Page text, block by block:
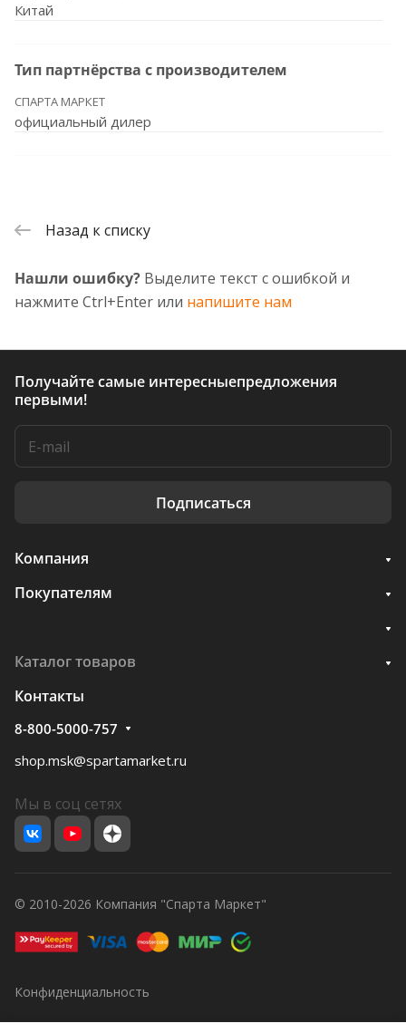
Китай
Тип партнёрства с производителем
СПАРТА МАРКЕТ
официальный дилер
Назад к списку
Нашли ошибку? Выделите текст с ошибкой и
нажмите Ctrl+Enter или напишите нам
Получайте самые интересныепредложения
первыми!
Подписаться
Компания
Покупателям
Каталог товаров
Контакты
8-800-5000-757
shop.msk@spartamarket.ru
Мы в соц сетях
© 2010-2026 Компания "Спарта Маркет"
Конфиденциальность